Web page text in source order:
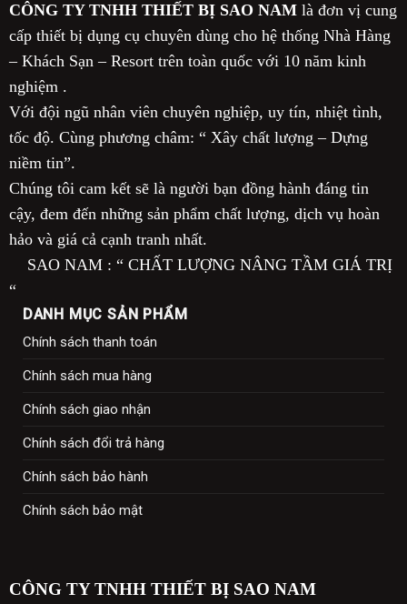
CÔNG TY TNHH THIẾT BỊ SAO NAMlà đơn vị cung
cấp thiết bị dụng cụ chuyên dùng cho hệ thống Nhà Hàng
– Khách Sạn – Resort trên toàn quốc với 10 năm kinh
nghiệm .
Với đội ngũ nhân viên chuyên nghiệp, uy tín, nhiệt tình,
tốc độ. Cùng phương châm: “ Xây chất lượng – Dựng
niềm tin”.
Chúng tôi cam kết sẽ là người bạn đồng hành đáng tin
cậy, đem đến những sản phẩm chất lượng, dịch vụ hoàn
hảo và giá cả cạnh tranh nhất.
SAO NAM : “ CHẤT LƯỢNG NÂNG TẦM GIÁ TRỊ
“
DANH MỤC SẢN PHẨM
Chính sách thanh toán
Chính sách mua hàng
Chính sách giao nhận
Chính sách đổi trả hàng
Chính sách bảo hành
Chính sách bảo mật
CÔNG TY TNHH THIẾT BỊ SAO NAM